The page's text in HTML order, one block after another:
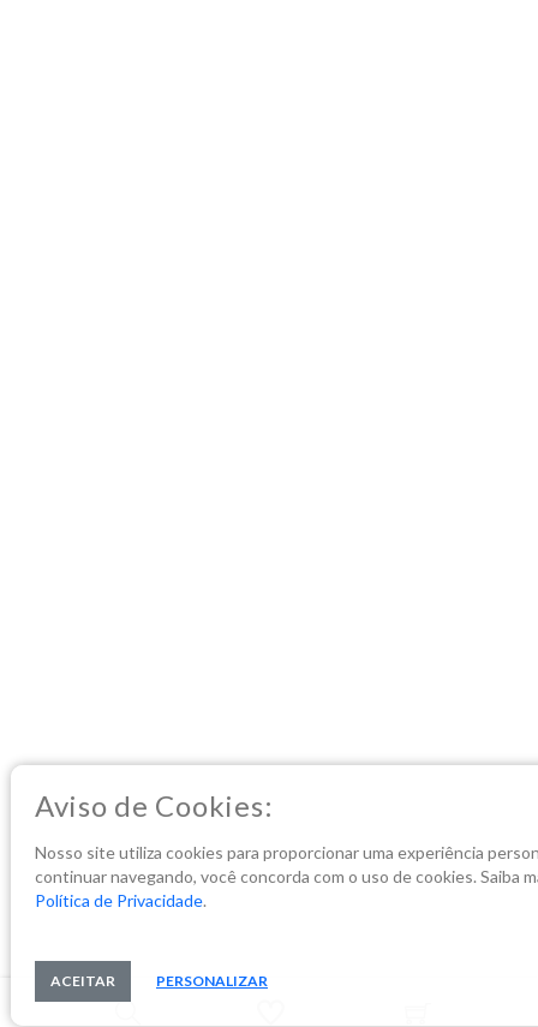
Aviso de Cookies:
Nosso site utiliza cookies para proporcionar uma experiência
continuar navegando, você concorda com o uso de cookies. Saiba
Política de Privacidade.
ACEITAR PERSONALIZAR